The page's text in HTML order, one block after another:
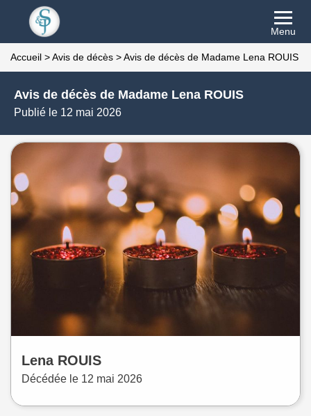
Menu
Accueil >Avis de décès >Avis de décès de Madame Lena ROUIS
Avis de décès de Madame Lena ROUIS
Publié le 12 mai 2026
Lena ROUIS
Décédée le 12 mai 2026